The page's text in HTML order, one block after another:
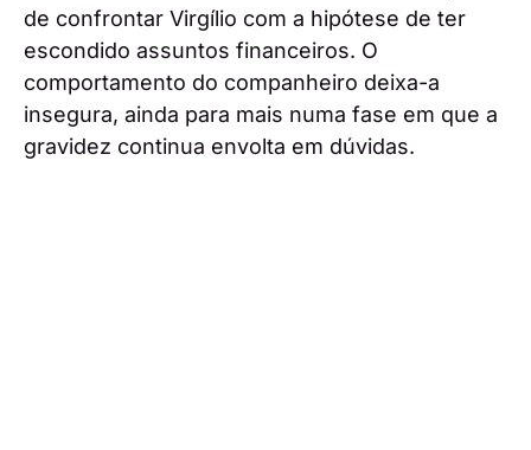
de confrontar Virgílio com a hipótese de ter
escondido assuntos financeiros. O
comportamento do companheiro deixa-a
insegura, ainda para mais numa fase em que a
gravidez continua envolta em dúvidas.